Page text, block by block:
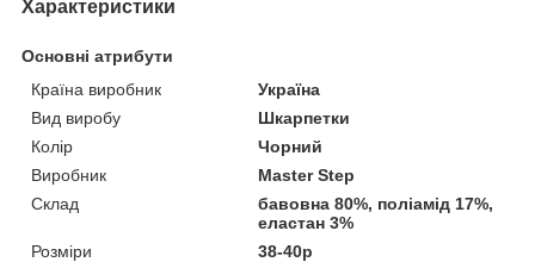
Характеристики
Основні атрибути
Країна виробник
Україна
Вид виробу
Шкарпетки
Колір
Чорний
Виробник
Master Step
Склад
бавовна 80%, поліамід 17%,
еластан 3%
Розміри
38-40р